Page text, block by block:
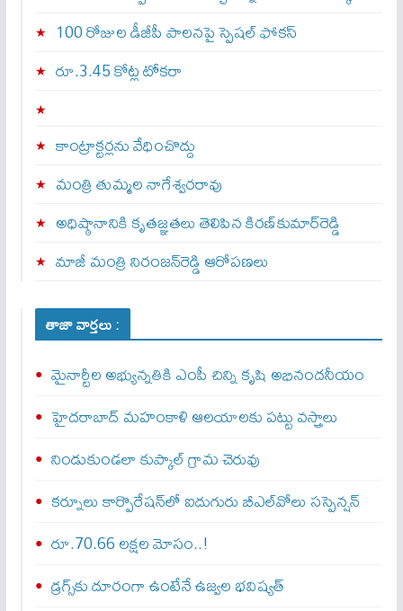
100 రోజుల డీజీపీ పాలనపై స్పెషల్ ఫోకస్
రూ.3.45 కోట్ల టోకరా
కాంట్రాక్టర్లను వేధించొద్దు
మంత్రి తుమ్మల నాగేశ్వరరావు
అధిష్ఠానానికి కృతజ్ఞతలు తెలిపిన కిరణ్‌కుమార్‌రెడ్డి
మాజీ మంత్రి నిరంజన్‌రెడ్డి ఆరోపణలు
తాజా వార్తలు :
మైనార్టీల అభ్యున్నతికి ఎంపీ చిన్ని కృషి అభినందనీయం
హైదరాబాద్ మహంకాళి ఆలయాలకు పట్టు వస్త్రాలు
నిండుకుండలా కుప్కాల్ గ్రామ చెరువు
కర్నూలు కార్పొరేషన్‌లో ఐదుగురు బీఎల్‌వోలు సస్పెన్షన్
రూ.70.66 లక్షల మోసం..!
డ్రగ్స్‌కు దూరంగా ఉంటేనే ఉజ్వల భవిష్యత్‌